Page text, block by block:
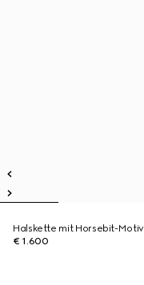
Halskette mit Horsebit-Motiv
€ 1.600